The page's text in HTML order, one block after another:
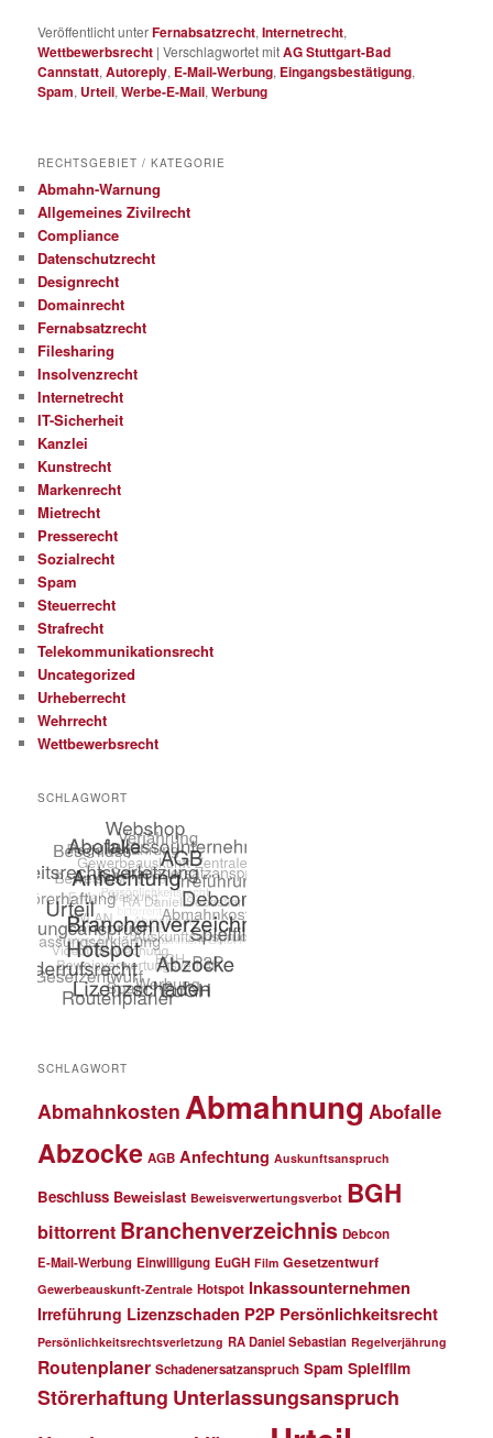
Veröffentlicht unterFernabsatzrecht,Internetrecht,
Wettbewerbsrecht |Verschlagwortet mitAG Stuttgart-Bad
Cannstatt,Autoreply, E-Mail-Werbung, Eingangsbestätigung,
Spam, Urteil,Werbe-E-Mail,Werbung
RECHTSGEBIET / KATEGORIE
Abmahn-Warnung
Allgemeines Zivilrecht
Compliance
Datenschutzrecht
Designrecht
Domainrecht
Fernabsatzrecht
Filesharing
Insolvenzrecht
Internetrecht
IT-Sicherheit
Kanzlei
Kunstrecht
Markenrecht
Mietrecht
Presserecht
Sozialrecht
Spam
Steuerrecht
Strafrecht
Telekommunikationsrecht
Uncategorized
Urheberrecht
Wehrrecht
Wettbewerbsrecht
SCHLAGWORT
SCHLAGWORT
Abmahnkosten Abmahnung Abofalle
Abzocke AGB Anfechtung Auskunftsanspruch
Beschluss Beweislast Beweisverwertungsverbot BGH
bittorrent Branchenverzeichnis Debcon
E-Mail-Werbung Einwilligung EuGH Film Gesetzentwurf
Gewerbeauskunft-Zentrale Hotspot Inkassounternehmen
Irreführung Lizenzschaden P2P Persönlichkeitsrecht
Persönlichkeitsrechtsverletzung RA Daniel Sebastian Regelverjährung
Routenplaner Schadenersatzanspruch Spam Spielfilm
Störerhaftung Unterlassungsanspruch